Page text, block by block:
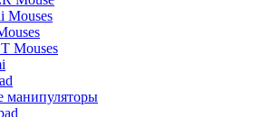
Mouses
Mouses
манипуляторы